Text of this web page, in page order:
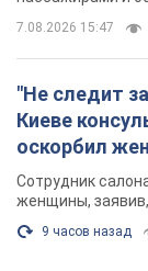
7.08.2026 15:47
"Не следит
Киеве
оскорбил
Фото
Сотрудник
женщины,
9 часов назад